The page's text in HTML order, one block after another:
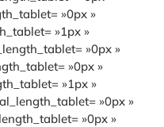
»0px »
»1px »
»0px »
»0px »
»1px »
»0px »
»0px »